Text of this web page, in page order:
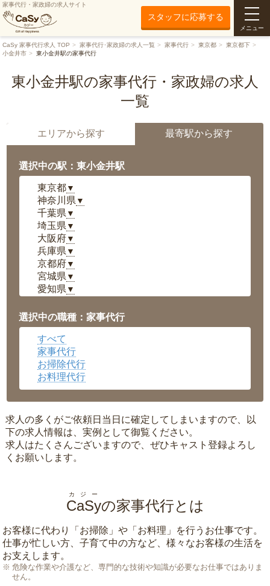
家事代行・家政婦の求人サイト
スタッフに応募する
メニュー
CaSy 家事代行求人 TOP 家事代行･家政婦の求人一覧 家事代行 東京都
東京都下
小金井市
東小金井駅の家事代行
東小金井駅の家事代行・家政婦の求人
一覧
エリアから探す 最寄駅から探す
選択中の駅：東小金井駅
東京都▼
神奈川県 ▼
千葉県 ▼
埼玉県 ▼
大阪府▼
兵庫県 ▼
京都府▼
宮城県 ▼
愛知県 ▼
岡山県▼
広島県▼
沖縄県
選択中の職種：家事代行
すべて
家事代行
お掃除代行
お料理代行
求人の多くがご依頼日当日に確定してしまいますので、以
下の求人情報は、実例として御覧ください。
求人はたくさんございますので、ぜひキャスト登録よろし
くお願いします。
CaSy
カジー
の家事代行とは
お客様に代わり「 お掃除 」や「 お料理 」を行うお仕事です。
仕事が忙しい方、子育て中の方など、様々なお客様の生活を
お支えします。
危険な作業や介護など、専門的な技術や知識が必要なお仕事ではありま
せん。